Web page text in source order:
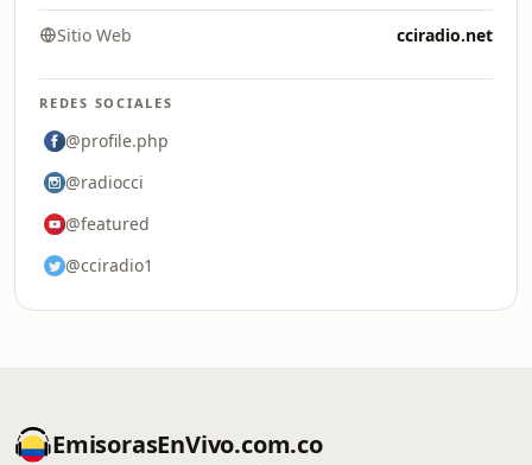
Sitio Web cciradio.net
REDES SOCIALES
@profile.php
@radiocci
@featured
@cciradio1
EmisorasEnVivo.com.co